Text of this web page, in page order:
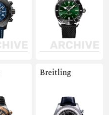
Breitling